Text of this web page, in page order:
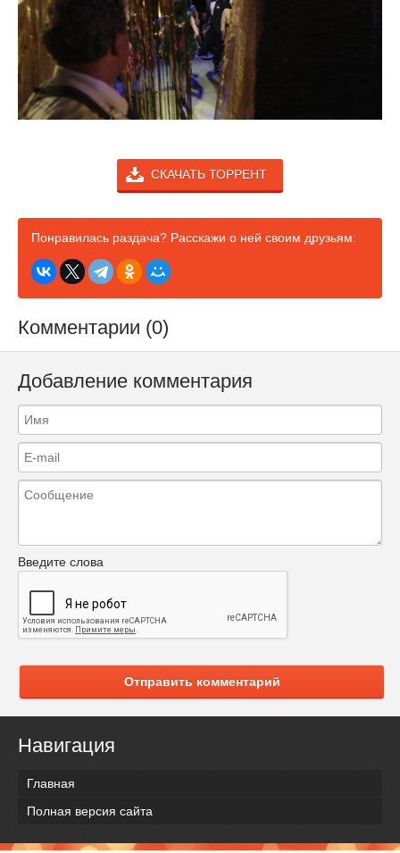
СКАЧАТЬ ТОРРЕНТ
Понравилась раздача? Расскажи о ней своим друзьям:
Комментарии (0)
Добавление комментария
Введите слова
Отправить комментарий
Навигация
Главная
Полная версия сайта